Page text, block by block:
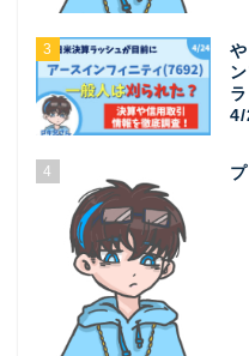
3
4/
4